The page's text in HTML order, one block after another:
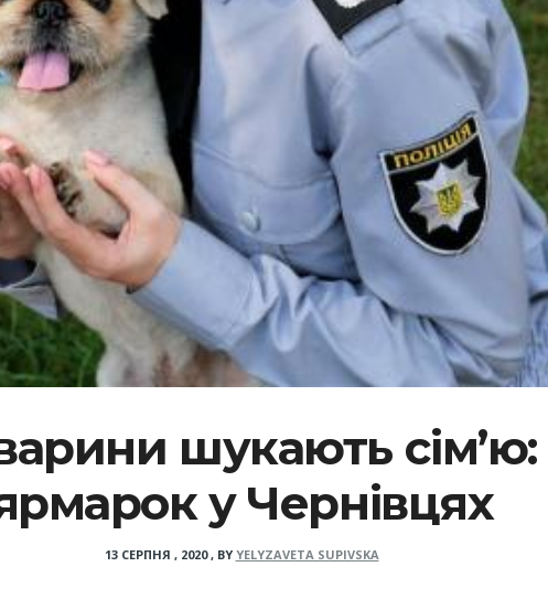
шукають
у Чернівцях
13 СЕРПНЯ , 2020, BY YELYZAVETA SUPIVSKA